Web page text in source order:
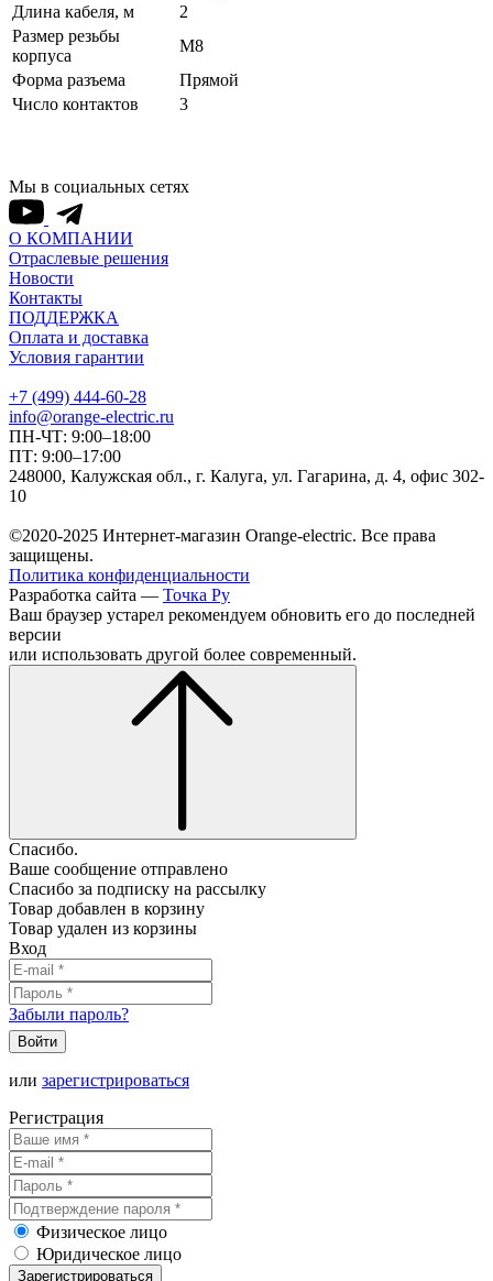
Длина кабеля, м
2
Размер резьбы
корпуса
M8
Форма разъема
Прямой
Число контактов
3
Мы в социальных сетях
О КОМПАНИИ
Отраслевые решения
Новости
Контакты
ПОДДЕРЖКА
Оплата и доставка
Условия гарантии
+7 (499) 444-60-28
info@orange-electric.ru
ПН-ЧТ: 9:00–18:00
ПТ: 9:00–17:00
248000, Калужская обл., г. Калуга, ул. Гагарина, д. 4, офис 302-
10
©2020-2025 Интернет-магазин Orange-electric. Все права
защищены.
Политика конфиденциальности
Разработка сайта — Точка Ру
Ваш браузер устарел рекомендуем обновить его до последней
версии
или использовать другой более современный.
Спасибо.
Ваше сообщение отправлено
Спасибо за подписку на рассылку
Товар добавлен в корзину
Товар удален из корзины
Вход
Забыли пароль?
Войти
или зарегистрироваться
Регистрация
Физическое лицо
Юридическое лицо
Зарегистрироваться